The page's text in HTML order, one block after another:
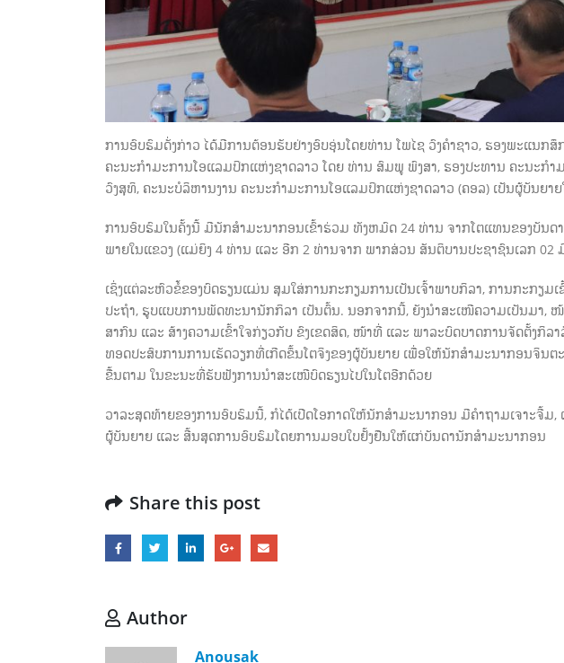
ການອົບຮົມດັ່ງກ່າວ ໄດ້ມີການຕ້ອນຮັບຢ່າງອົບອຸ່ນໂດຍທ່ານ ໂພໄຊ ວົງຄໍາຊາວ, ຮອງພະແນກ
ຄະນະກໍາມະການໂອແລມປິກແຫ່ງຊາດລາວ ໂດຍ ທ່ານ ສົມພູ ພົງສາ, ຮອງປະທານ ຄະນະກໍ
ວົງສຸທິ, ຄະນະບໍລິຫານງານ ຄະນະກໍາມະການໂອແລມປິກແຫ່ງຊາດລາວ (ຄອລ) ເປັນຜູ້ບັນຍາ
ການອົບຮົມໃນຄັ້ງນີ້ ມີນັກສໍາມະນາກອນເຂົ້າຮ່ວມ ທັງຫມົດ 24 ທ່ານ ຈາກໂຕແທນຂອງບັນ
ພາຍໃນແຂວງ (ແມ່ຍິງ 4 ທ່ານ ແລະ ອີກ 2 ທ່ານຈາກ ພາກສ່ວນ ສັນຕິບານປະຊາຊົນເລກ
ເຊິ່ງແຕ່ລະຫົວຂໍ້ຂອງບົດຮຽນແມ່ນ ສຸມໃສ່ການກະກຽມການເປັນເຈົ້າພາບກິລາ, ການກະກຽ
ປະຖໍາ, ຮູບແບບການພັດທະນານັກກິລາ ເປັນຕົ້ນ. ນອກຈາກນີ້, ຍັງນໍາສະເໜີຄວາມເປັນມາ,
ສາກົນ ແລະ ສ້າງຄວາມເຂົ້າໃຈກ່ຽວກັບ ຂົງເຂດສິດ, ໜ້າທີ່ ແລະ ພາລະບົດບາດການຈັດຕັ້ງກິ
ທອດປະສົບການການເຮັດວຽກທີ່ເກີດຂຶ້ນໂຕຈິງຂອງຜູ້ບັນຍາຍ ເພື່ອໃຫ້ນັກສໍາມະນາກອນຈິນ
ຂື້ນຕາມ ໃນຂະນະທີ່ຮັບຟັງການນໍາສະເໜີບົດຮຽນໄປໃນໂຕອີກດ້ວຍ
ວາລະສຸດທ້າຍຂອງການອົບຮົມນີ້, ກໍໄດ້ເປີດໂອກາດໃຫ້ນັກສໍາມະນາກອນ ມີຄໍາຖາມເຈາະຈີ້
ຜູ້ບັນຍາຍ ແລະ ສີ້ນສຸດການອົບຮົມໂດຍການມອບໃບຢັ້ງຢືນໃຫ້ແກ່ບັນດານັກສໍາມະນາກອນ
Share this post
Author
Anousak